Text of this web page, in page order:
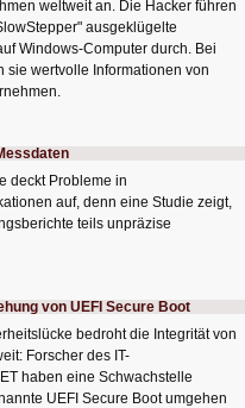
weltweit an. Die Hacker führen
ausgeklügelte
Windows-Computer durch. Bei
sie wertvolle Informationen von
deckt Probleme in
auf, denn eine Studie zeigt,
teils unpräzise
von UEFI Secure Boot
bedroht die Integrität von
Forscher des IT-
haben eine Schwachstelle
UEFI Secure Boot umgehen